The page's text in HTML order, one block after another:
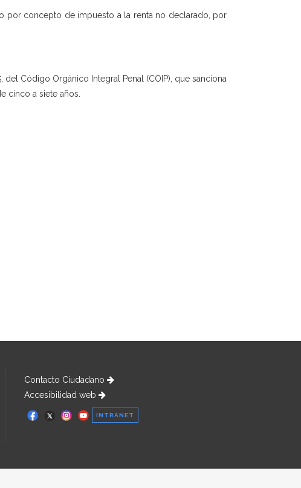
por concepto de impuesto a la renta no declarado, por
Código Orgánico Integral Penal (COIP), que sanciona
cinco a siete años.
Contacto Ciudadano
Accesibilidad web
INTRANET